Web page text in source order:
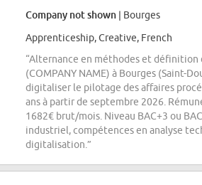
Company not shown | Bourges
Apprenticeship, Creative, French
“Alternance en méthodes et définition
(COMPANY NAME) à Bourges (Saint-
digitaliser le pilotage des affaires
ans à partir de septembre 2026.
1682€ brut/mois. Niveau BAC+3 ou
industriel, compétences en analyse
digitalisation.”